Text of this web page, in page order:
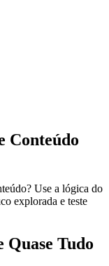
Conteúdo
Use a lógica do
explorada e teste
Quase Tudo